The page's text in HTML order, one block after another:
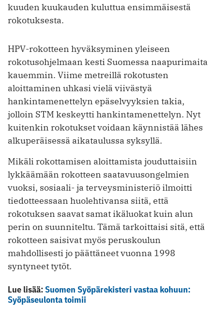
kuuden kuukauden kuluttua ensimmäisestä
rokotuksesta.
HPV-rokotteen hyväksyminen yleiseen
rokotusohjelmaan kesti Suomessa naapurimaita
kauemmin. Viime metreillä rokotusten
aloittaminen uhkasi vielä viivästyä
hankintamenettelyn epäselvyyksien takia,
jolloin STM keskeytti hankintamenettelyn. Nyt
kuitenkin rokotukset voidaan käynnistää lähes
alkuperäisessä aikataulussa syksyllä.
Mikäli rokottamisen aloittamista jouduttaisiin
lykkäämään rokotteen saatavuusongelmien
vuoksi, sosiaali- ja terveysministeriö ilmoitti
tiedotteessaan huolehtivansa siitä, että
rokotuksen saavat samat ikäluokat kuin alun
perin on suunniteltu. Tämä tarkoittaisi sitä, että
rokotteen saisivat myös peruskoulun
mahdollisesti jo päättäneet vuonna 1998
syntyneet tytöt.
Lue lisää:Suomen Syöpärekisteri vastaa kohuun:
Syöpäseulonta toimii